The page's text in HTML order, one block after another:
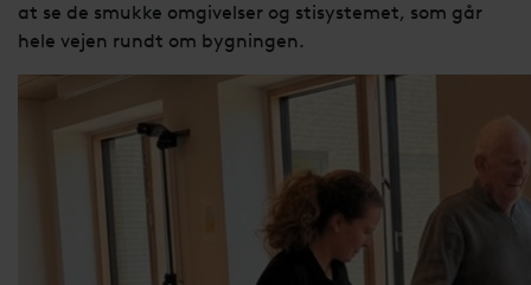
at se de smukke omgivelser og stisystemet, som går
hele vejen rundt om bygningen.